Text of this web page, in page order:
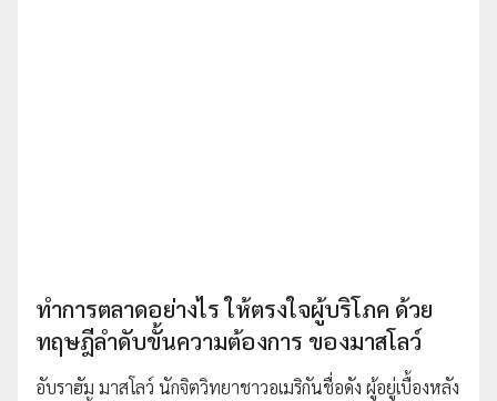
ทำการตลาดอย่างไร ให้ตรงใจผู้บริโภค ด้วย
ทฤษฎีลำดับขั้นความต้องการ ของมาสโลว์
อับราฮัม มาสโลว์ นักจิตวิทยาชาวอเมริกันชื่อดัง ผู้อยู่เบื้องหลัง